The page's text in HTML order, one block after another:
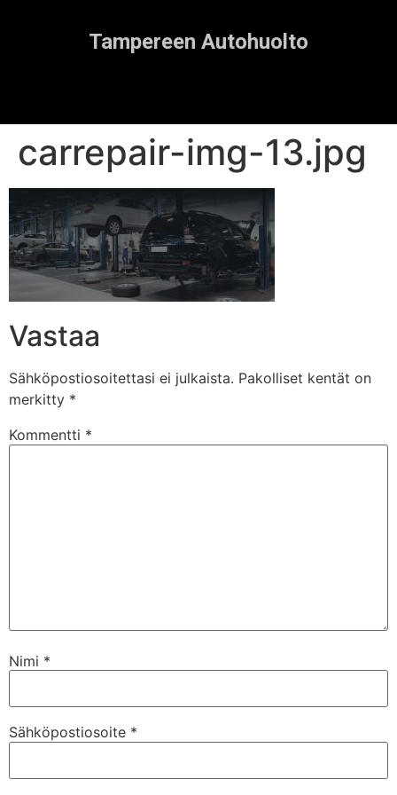
Tampereen Autohuolto
carrepair-img-13.jpg
Vastaa
Sähköpostiosoitettasi ei julkaista. Pakolliset kentät on
merkitty *
Kommentti *
Nimi *
Sähköpostiosoite *